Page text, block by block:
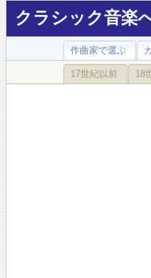
クラシック音楽
作曲家で選ぶ
17世紀以前 18